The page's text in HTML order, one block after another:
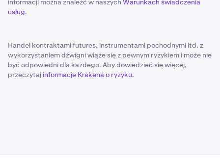
informacji można znaleźć w naszych Warunkach świadczenia
usług.
Handel kontraktami futures, instrumentami pochodnymi itd. z
wykorzystaniem dźwigni wiąże się z pewnym ryzykiem i może nie
być odpowiedni dla każdego. Aby dowiedzieć się więcej,
przeczytaj informacje Krakena o ryzyku.